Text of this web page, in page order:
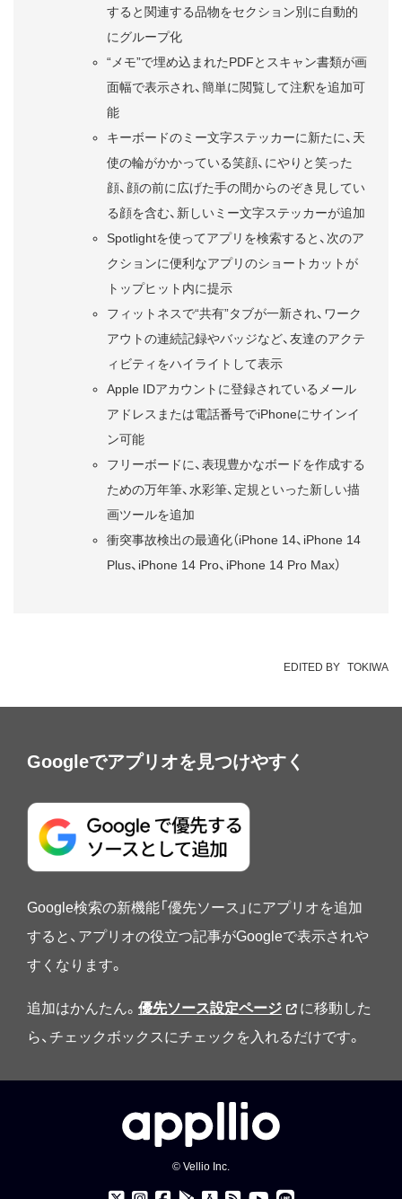
すると関連する品物をセクション別に自動的
にグループ化
“メモ”で埋め込まれたPDFとスキャン書類が画
面幅で表示され、簡単に閲覧して注釈を追加可
能
キーボードのミー文字ステッカーに新たに、天
使の輪がかかっている笑顔、にやりと笑った
顔、顔の前に広げた手の間からのぞき見してい
る顔を含む、新しいミー文字ステッカーが追加
Spotlightを使ってアプリを検索すると、次のア
クションに便利なアプリのショートカットが
トップヒット内に提示
フィットネスで“共有”タブが一新され、ワーク
アウトの連続記録やバッジなど、友達のアクテ
ィビティをハイライトして表示
Apple IDアカウントに登録されているメール
アドレスまたは電話番号でiPhoneにサインイ
ン可能
フリーボードに、表現豊かなボードを作成する
ための万年筆、水彩筆、定規といった新しい描
画ツールを追加
衝突事故検出の最適化（iPhone 14、iPhone 14
Plus、iPhone 14 Pro、iPhone 14 Pro Max）
EDITED BY TOKIWA
Googleでアプリオを見つけやすく
Google検索の新機能「優先ソース」にアプリオを追加
すると、アプリオの役立つ記事がGoogleで表示されや
すくなります。
追加はかんたん。 優先ソース設定ページ
に移動した
ら、チェックボックスにチェックを入れるだけです。
© Vellio Inc.